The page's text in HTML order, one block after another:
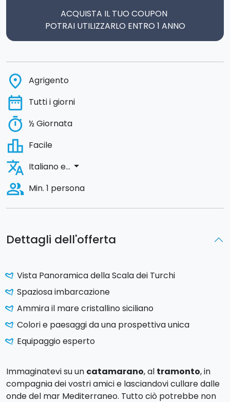
Dettagli dell'offerta
Vista Panoramica della Scala dei Turchi
Spaziosa imbarcazione
Ammira il mare cristallino siciliano
Colori e paesaggi da una prospettiva unica
Equipaggio esperto
Immaginatevi su un catamarano, al tramonto, in
compagnia dei vostri amici e lasciandovi cullare dalle
onde del mar Mediterraneo. Tutto ciò potrebbe non
ACQUISTA IL TUO COUPON
POTRAI UTILIZZARLO ENTRO 1 ANNO
place Agrigento
date_range Tutti i giorni
timer ½ Giornata
leaderboard Facile
translate Italiano e... arrow_drop_down
people_alt Min. 1 persona